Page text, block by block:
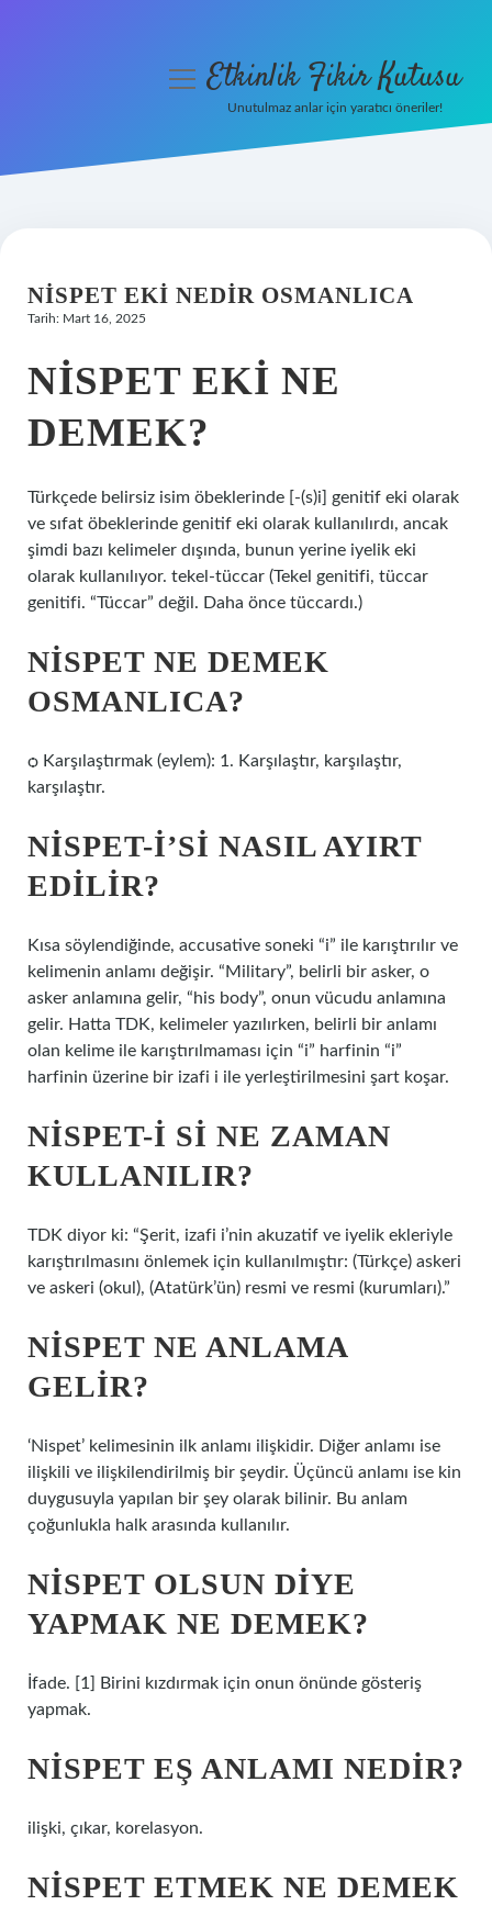
Hakkımızda
menüyüEtkinlik Fikir Kutusu
Unutulmaz anlar için yaratıcı öneriler!
NISPET EKI NEDIR OSMANLICA
Tarih: Mart 16, 2025
NISPET EKI NE
DEMEK?
Türkçede belirsiz isim öbeklerinde [-(s)i] genitif eki olarak
ve sıfat öbeklerinde genitif eki olarak kullanılırdı, ancak
şimdi bazı kelimeler dışında, bunun yerine iyelik eki
olarak kullanılıyor. tekel-tüccar (Tekel genitifi, tüccar
genitifi. “Tüccar” değil. Daha önce tüccardı.)
NISPET NE DEMEK
OSMANLICA?
ѻ Karşılaştırmak (eylem): 1. Karşılaştır, karşılaştır,
karşılaştır.
NISPET-I’SI NASIL AYIRT
EDILIR?
Kısa söylendiğinde, accusative soneki “i” ile karıştırılır ve
kelimenin anlamı değişir. “Military”, belirli bir asker, o
asker anlamına gelir, “his body”, onun vücudu anlamına
gelir. Hatta TDK, kelimeler yazılırken, belirli bir anlamı
olan kelime ile karıştırılmaması için “i” harfinin “i”
harfinin üzerine bir izafi i ile yerleştirilmesini şart koşar.
NISPET-I SI NE ZAMAN
KULLANILIR?
TDK diyor ki: “Şerit, izafi i’nin akuzatif ve iyelik ekleriyle
karıştırılmasını önlemek için kullanılmıştır: (Türkçe) askeri
ve askeri (okul), (Atatürk’ün) resmi ve resmi (kurumları).”
NISPET NE ANLAMA
GELIR?
‘Nispet’ kelimesinin ilk anlamı ilişkidir. Diğer anlamı ise
ilişkili ve ilişkilendirilmiş bir şeydir. Üçüncü anlamı ise kin
duygusuyla yapılan bir şey olarak bilinir. Bu anlam
çoğunlukla halk arasında kullanılır.
NISPET OLSUN DIYE
YAPMAK NE DEMEK?
İfade. [1] Birini kızdırmak için onun önünde gösteriş
yapmak.
NISPET EŞ ANLAMI NEDIR?
ilişki, çıkar, korelasyon.
NISPET ETMEK NE DEMEK